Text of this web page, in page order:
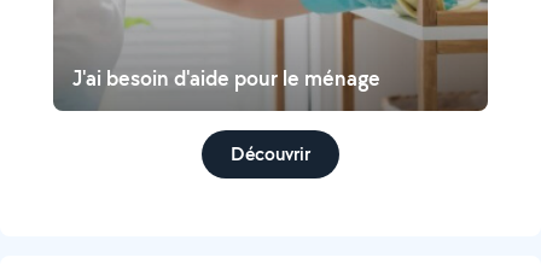
J'ai besoin d'aide pour le ménage
Découvrir